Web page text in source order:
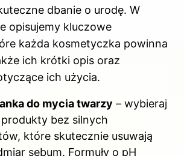
dbanie o urodę. W
opisujemy kluczowe
każda kosmetyczka powinna
ich krótki opis oraz
ich użycia.
do mycia twarzy – wybieraj
bez silnych
które skutecznie usuwają
sebum. Formuły o pH